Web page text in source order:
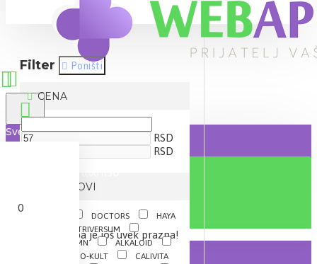
Sve
0
Vaša korpa je još uvek prazna!
Filter Poništi
CENA
RSD
RSD
BRENDOVI
DOCTORS
HAYA
NUTRIVERSUM
ALEKSANDAR MN
ALKALOID
BIO-KULT
CALIVITA